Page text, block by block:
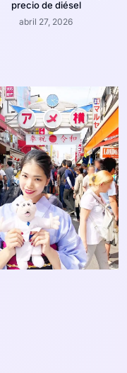
precio de diésel
abril 27, 2026